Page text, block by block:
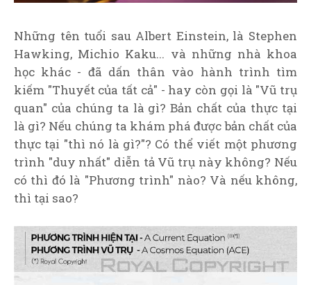
Những tên tuổi sau Albert Einstein, là Stephen
Hawking, Michio Kaku... và những nhà khoa
học khác - đã dấn thân vào hành trình tìm
kiếm "Thuyết của tất cả" - hay còn gọi là "Vũ trụ
quan" của chúng ta là gì? Bản chất của thực tại
là gì? Nếu chúng ta khám phá được bản chất của
thực tại "thì nó là gì?"? Có thể viết một phương
trình "duy nhất" diễn tả Vũ trụ này không? Nếu
có thì đó là "Phương trình" nào? Và nếu không,
thì tại sao?